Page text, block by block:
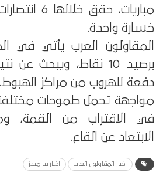
مباريات،
خسارة واحدة.
المقاولون العرب يأتي في
برصيد 10 نقاط، ويبحث
دفعة للهروب من مراكز الهبوط.
مواجهة تحمل طموحات مختلفة
في الاقتراب من القمة،
الابتعاد عن القاع.
اخبار المقاولون العرب اخبار بيراميدز